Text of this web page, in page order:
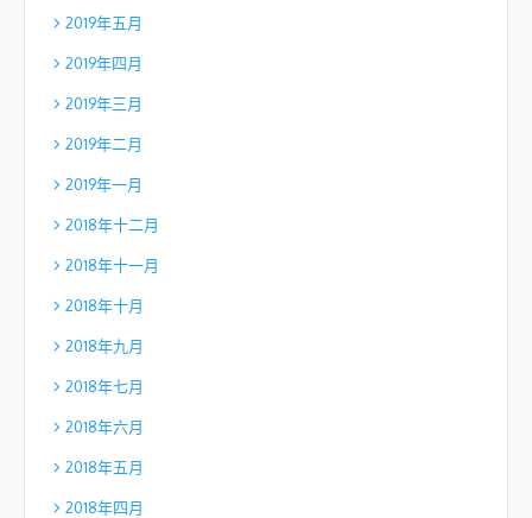
2019年五月
2019年四月
2019年三月
2019年二月
2019年一月
2018年十二月
2018年十一月
2018年十月
2018年九月
2018年七月
2018年六月
2018年五月
2018年四月